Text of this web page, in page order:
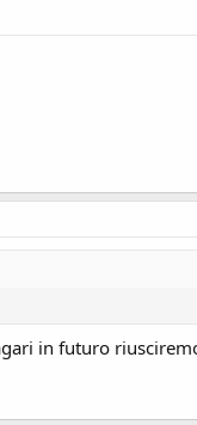
in futuro